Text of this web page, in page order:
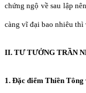
chứng ngộ về sau lập
càng vĩ đại bao nhiêu
II. TƯ TƯỞNG TRẦN
1. Đặc điểm Thiền